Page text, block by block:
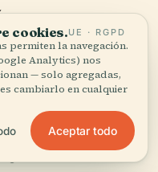
de Azerbaiyán
persona
y la historia
completas,
educativos
cookies.UE · RGPD
permiten la navegación.
Analytics) nos
— solo agregadas,
cambiarlo en cualquier
Aceptar todo